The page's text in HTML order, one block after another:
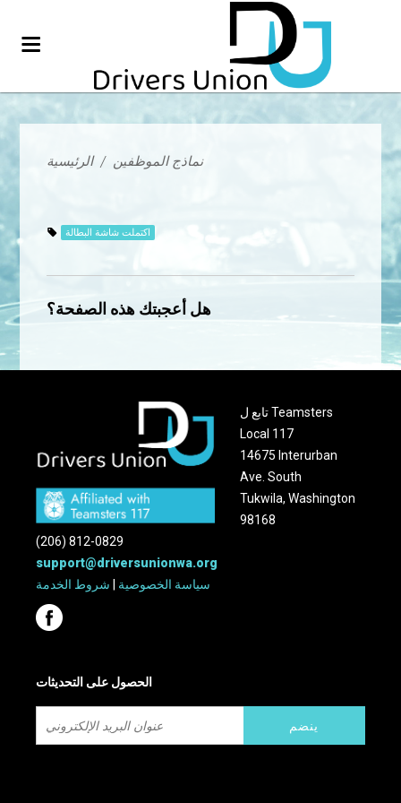
الرئيسية / نماذج الموظفين
اكتملت شاشة البطالة
هل أعجبتك هذه الصفحة؟
تابع ل Teamsters
Local 117
14675 Interurban
Ave. South
Tukwila, Washington
98168
(206) 812-0829
support@driversunionwa.org
سياسة الخصوصية
شروط الخدمة
الحصول على التحديثات